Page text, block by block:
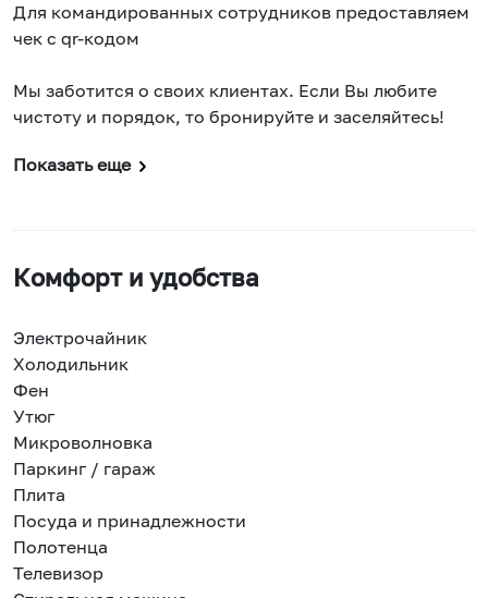
Для командированных сотрудников предоставляем
чек с qr-кодом
Мы заботится о своих клиентах. Если Вы любите
чистоту и порядок, то бронируйте и заселяйтесь!
Показать еще
Комфорт и удобства
Электрочайник
Холодильник
Фен
Утюг
Микроволновка
Паркинг / гараж
Плита
Посуда и принадлежности
Полотенца
Телевизор